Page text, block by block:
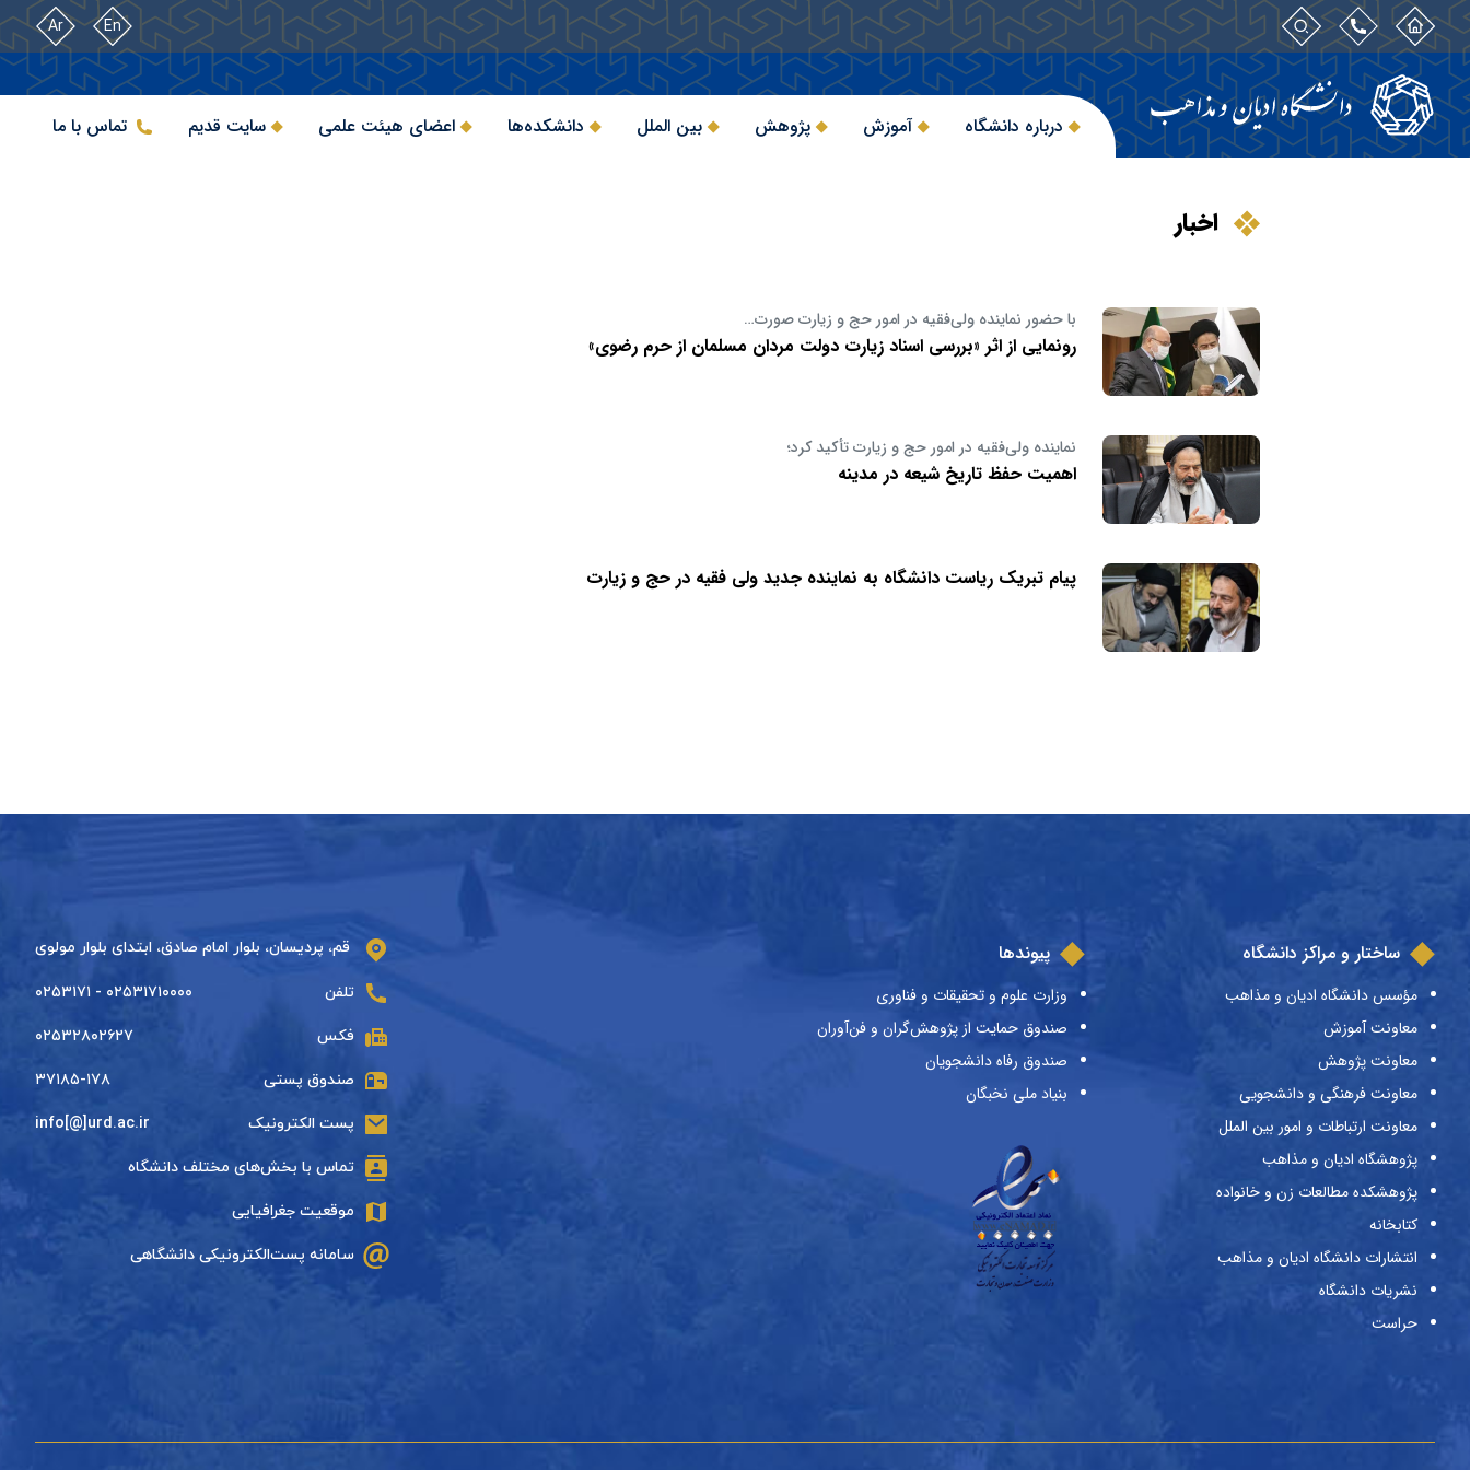
En
Ar
درباره دانشگاه آموزش پژوهش بین الملل دانشکده‌ها اعضای هیئت علمی سایت قدیم تماس با ما
اخبار
با حضور نماینده ولی‌فقیه در امور حج و زیارت صورت…
رونمایی از اثر «بررسی اسناد زیارت دولت مردان مسلمان از حرم رضوی»
نماینده ولی‌فقیه در امور حج و زیارت تأکید کرد؛
اهمیت حفظ تاریخ شیعه در مدینه
پیام تبریک ریاست دانشگاه به نماینده جدید ولی فقیه در حج و زیارت
ساختار و مراکز دانشگاه
مؤسس دانشگاه ادیان و مذاهب
معاونت آموزش
معاونت پژوهش
معاونت فرهنگی و دانشجویی
معاونت ارتباطات و امور بین الملل
پژوهشگاه ادیان و مذاهب
پژوهشکده مطالعات زن و خانواده
کتابخانه
انتشارات دانشگاه ادیان و مذاهب
نشریات دانشگاه
حراست
پیوندها
وزارت علوم و تحقیقات و فناوری
صندوق حمایت از پژوهش‌گران و فن‌آوران
صندوق رفاه دانشجویان
بنیاد ملی نخبگان
قم، پردیسان، بلوار امام صادق، ابتدای بلوار مولوی
تلفن ۰۲۵۳۱۷۱۰۰۰۰ - ۰۲۵۳۱۷۱
فکس ۰۲۵۳۲۸۰۲۶۲۷
صندوق پستی ۳۷۱۸۵-۱۷۸
پست الکترونیک info[@]urd.ac.ir
تماس با بخش‌های مختلف دانشگاه
موقعیت جغرافیایی
سامانه پست‌الکترونیکی دانشگاهی